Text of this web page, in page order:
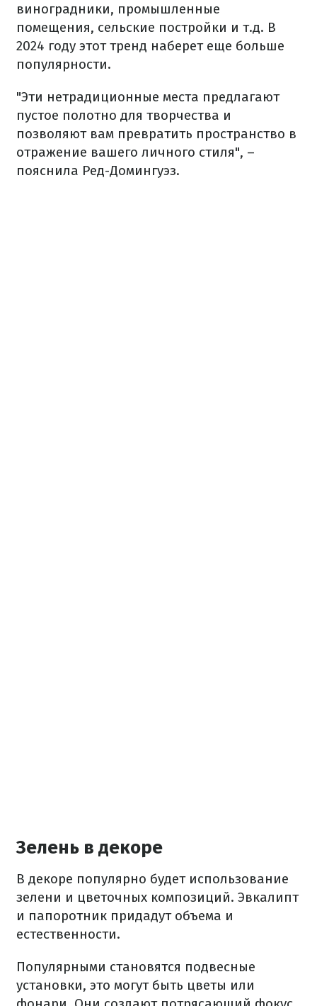
виноградники, промышленные
помещения, сельские постройки и т.д. В
2024 году этот тренд наберет еще больше
популярности.
"Эти нетрадиционные места предлагают
пустое полотно для творчества и
позволяют вам превратить пространство в
отражение вашего личного стиля", –
пояснила Ред-Домингуэз.
Зелень в декоре
В декоре популярно будет использование
зелени и цветочных композиций. Эвкалипт
и папоротник придадут объема и
естественности.
Популярными становятся подвесные
установки, это могут быть цветы или